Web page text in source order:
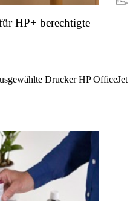
HP+ berechtigte
Drucker HP OfficeJet